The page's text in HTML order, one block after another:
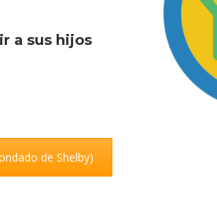
a sus hijos
de Shelby)